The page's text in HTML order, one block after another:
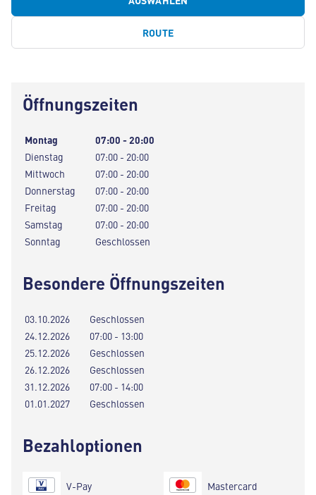
ROUTE
Öffnungszeiten
Montag
07:00 - 20:00
Dienstag
07:00 - 20:00
Mittwoch
07:00 - 20:00
Donnerstag
07:00 - 20:00
Freitag
07:00 - 20:00
Samstag
07:00 - 20:00
Sonntag
Geschlossen
Besondere Öffnungszeiten
03.10.2026
Geschlossen
24.12.2026
07:00 - 13:00
25.12.2026
Geschlossen
26.12.2026
Geschlossen
31.12.2026
07:00 - 14:00
01.01.2027
Geschlossen
Bezahloptionen
V-Pay Mastercard